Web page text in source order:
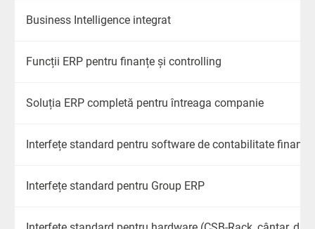
Business Intelligence integrat
Funcții ERP pentru finanțe și controlling
Soluția ERP completă pentru întreaga companie
Interfețe standard pentru software de contabilitate
Interfețe standard pentru Group ERP